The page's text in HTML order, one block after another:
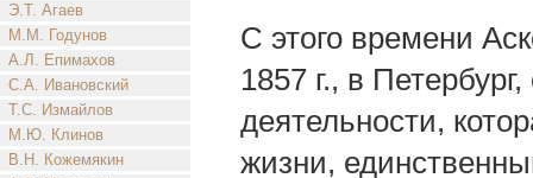
Э.Т. Агаев
М.М. Годунов
А.Л. Епимахов
С.А. Ивановский
Т.С. Измайлов
М.Ю. Клинов
В.Н. Кожемякин
С этого времени
1857 г., в
деятельности,
жизни,